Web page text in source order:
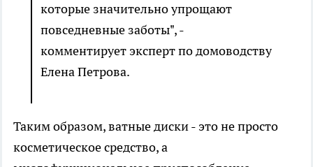
которые значительно упрощают
повседневные заботы", -
комментирует эксперт по домоводству
Елена Петрова.
Таким образом, ватные диски - это не просто
косметическое средство, а